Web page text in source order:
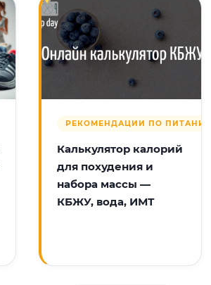
РЕКОМЕНДАЦИИ ПО ПИТАНИЮ
Калькулятор калорий
для похудения и
набора массы —
КБЖУ, вода, ИМТ